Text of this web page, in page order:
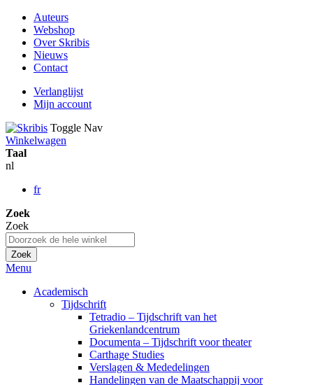
Auteurs
Webshop
Over Skribis
Nieuws
Contact
Verlanglijst
Mijn account
Toggle Nav
Winkelwagen
Taal
nl
fr
Zoek
Zoek
Zoek
Menu
Academisch
Tijdschrift
Tetradio – Tijdschrift van het
Griekenlandcentrum
Documenta – Tijdschrift voor theater
Carthage Studies
Verslagen & Mededelingen
Handelingen van de Maatschappij voor